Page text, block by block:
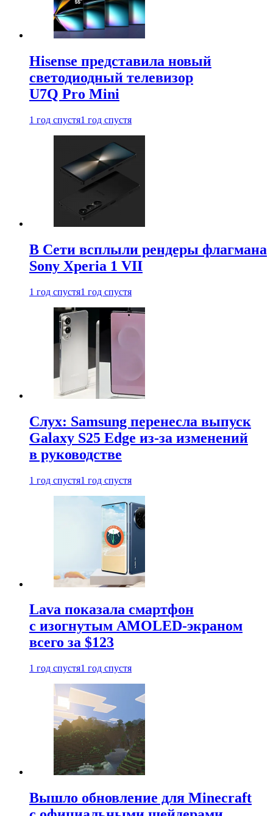
Hisense представила новый
светодиодный телевизор
U7Q Pro Mini
1 год спустя1 год спустя
В Сети всплыли рендеры флагмана
Sony Xperia 1 VII
1 год спустя1 год спустя
Слух: Samsung перенесла выпуск
Galaxy S25 Edge из-за изменений
в руководстве
1 год спустя1 год спустя
Lava показала смартфон
с изогнутым AMOLED-экраном
всего за $123
1 год спустя1 год спустя
Вышло обновление для Minecraft